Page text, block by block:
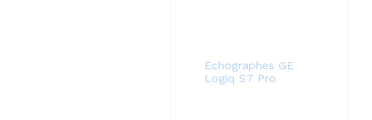
Echographes GE
Logiq S7 Pro